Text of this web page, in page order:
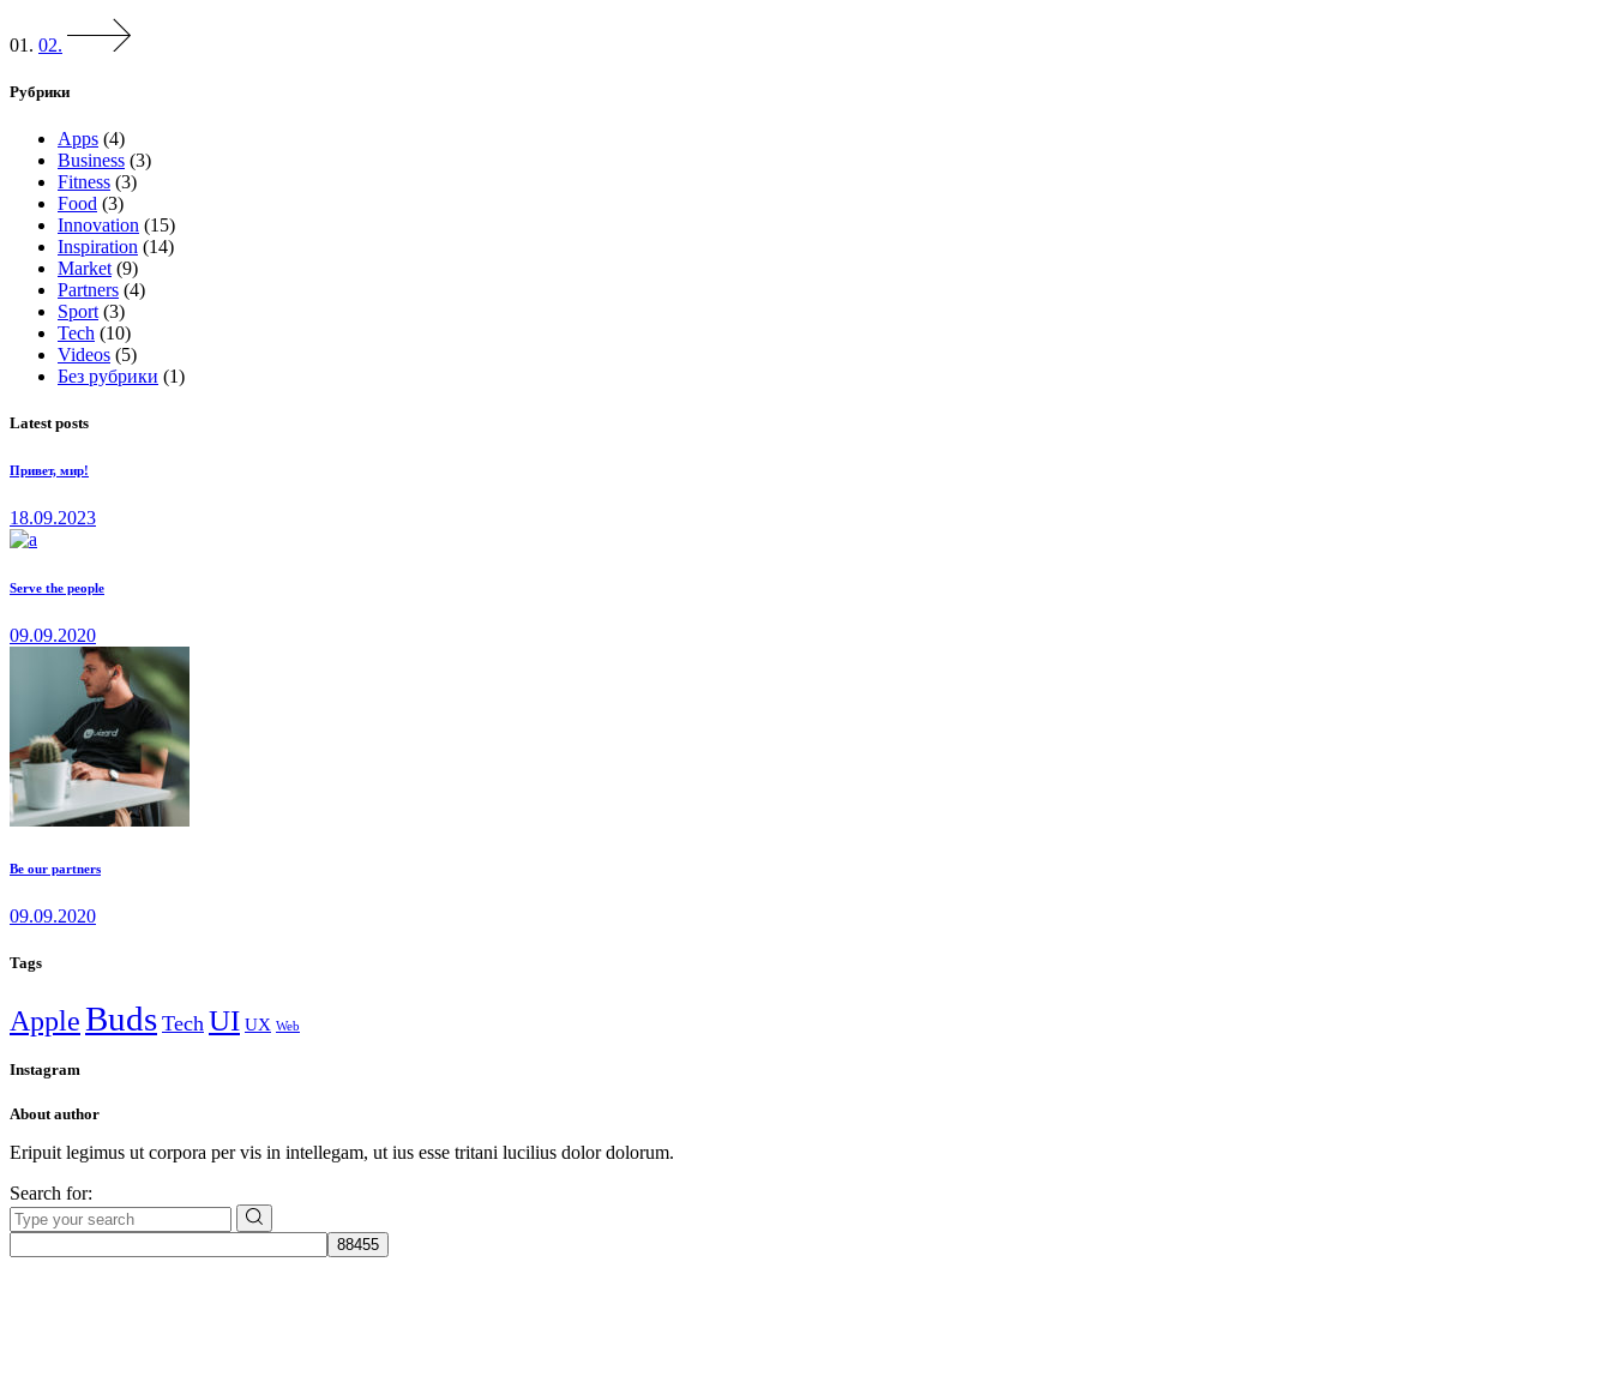
01. 02.
Рубрики
Apps (4)
Business (3)
Fitness (3)
Food (3)
Innovation (15)
Inspiration (14)
Market (9)
Partners (4)
Sport (3)
Tech (10)
Videos (5)
Без рубрики (1)
Latest posts
Привет, мир!
18.09.2023
Serve the people
09.09.2020
Be our partners
09.09.2020
Tags
AppleBuds Tech UI UX Web
Instagram
About author
Eripuit legimus ut corpora per vis in intellegam, ut ius esse tritani lucilius dolor dolorum.
Search for: